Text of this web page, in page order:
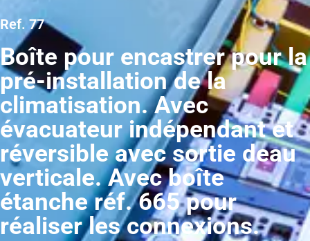
Ref. 77
Boîte pour encastrer pour la
pré-installation de la
climatisation. Avec
évacuateur indépendant et
réversible avec sortie deau
verticale. Avec boîte
étanche réf. 665 pour
réaliser les connexions.